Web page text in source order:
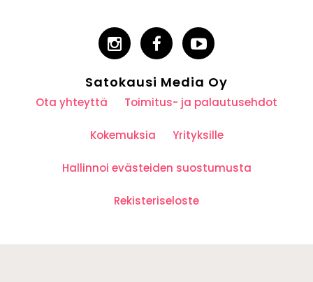
Satokausi Media Oy
Ota yhteyttä Toimitus- ja palautusehdot
Kokemuksia Yrityksille
Hallinnoi evästeiden suostumusta
Rekisteriseloste